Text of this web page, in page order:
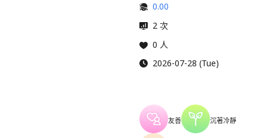
0.00
2 次
0 人
2026-07-28 (Tue)
友善 沉著冷靜